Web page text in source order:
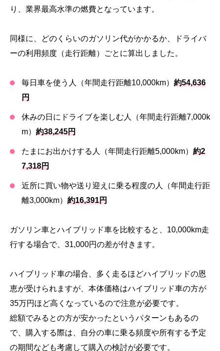
り、業界最高水準の燃費となっています。
同様に、どのくらいのガソリン代がかかるか、ドライバ
ーの利用頻度（走行距離）ごとに算出しました。
毎日車を使う人（年間走行距離10,000km） 約54,636
円
休みの日にドライブを楽しむ人（年間走行距離7,000k
m） 約38,245円
たまにお出かけする人（年間走行距離5,000km） 約2
7,318円
近所に買い物や送り迎えに乗る程度の人（年間走行距
離3,000km） 約16,391円
ガソリン車とハイブリッド車を比較すると、10,000km走
行する場合で、31,000円の差が付きます。
ハイブリッド車の場合、多く走るほどハイブリッドの恩
恵が受けられますが、本体価格はハイブリッド車の方が
35万円ほど高くなっているので注意が必要です。
総額でみるとの方が安かったというパターンもあるの
で、購入する際は、自分の車に乗る頻度や所有する予定
の期間なども考慮して購入の検討が必要です。